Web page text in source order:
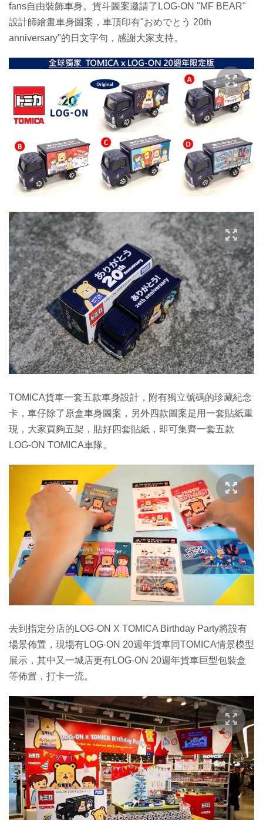
fans自由裝飾車身。貨斗圖案邀請了LOG-ON "MF BEAR"
設計師繪畫車身圖案，車頂印有"おめでとう 20th
anniversary"的日文字句，感謝大家支持。
TOMICA貨車一套五款車身設計，附有獨立號碼的珍藏紀念
卡，車仔除了原盒車身圖案，另外四款圖案是用一套貼紙重
現，大家買夠五架，貼好四套貼紙，即可集齊一套五款
LOG-ON TOMICA車隊。
去到指定分店的LOG-ON X TOMICA Birthday Party將設有
場景佈置，現場有LOG-ON 20週年貨車同TOMICA情景模型
展示，其中又一城店更有LOG-ON 20週年貨車巨型包裝盒
等佈置，打卡一流。